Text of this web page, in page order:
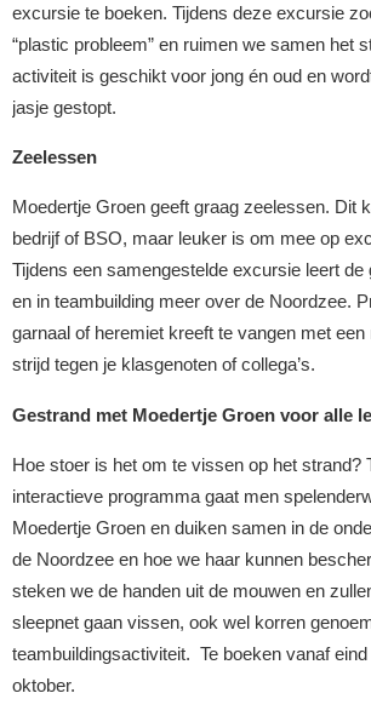
excursie te boeken. Tijdens deze excursie
“plastic probleem” en ruimen we samen het
activiteit is geschikt voor jong én oud en
jasje gestopt.
Zeelessen
Moedertje Groen geeft graag zeelessen. Dit
bedrijf of BSO, maar leuker is om mee op
Tijdens een samengestelde excursie leert de
en in teambuilding meer over de Noordzee.
garnaal of heremiet kreeft te vangen met
strijd tegen je klasgenoten of collega’s.
Gestrand met Moedertje Groen voor alle
Hoe stoer is het om te vissen op het strand?
interactieve programma gaat men
Moedertje Groen en duiken samen in de
de Noordzee en hoe we haar kunnen
steken we de handen uit de mouwen en
sleepnet gaan vissen, ook wel korren
teambuildingsactiviteit. Te boeken vanaf
oktober.